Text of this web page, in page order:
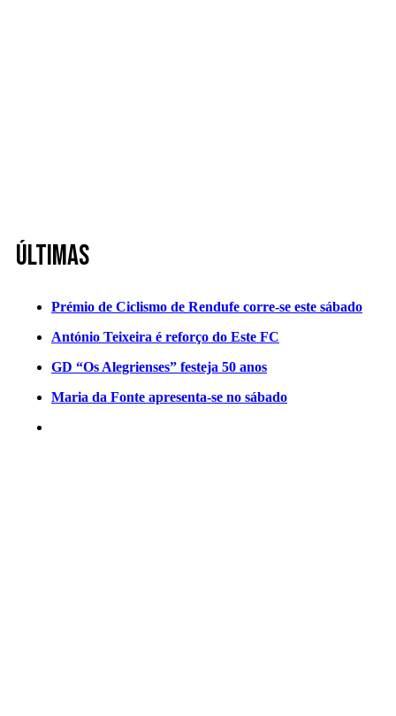
Últimas
Prémio de Ciclismo de Rendufe corre-se este sábado
António Teixeira é reforço do Este FC
GD “Os Alegrienses” festeja 50 anos
Maria da Fonte apresenta-se no sábado